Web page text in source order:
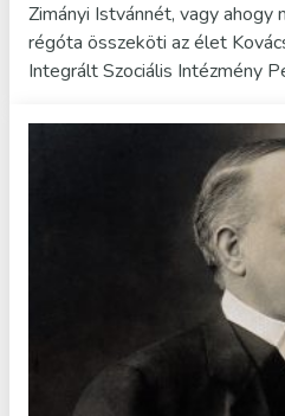
Zimányi Istvánnét, vagy ahogy
régóta összeköti az élet
Integrált Szociális Intézmény